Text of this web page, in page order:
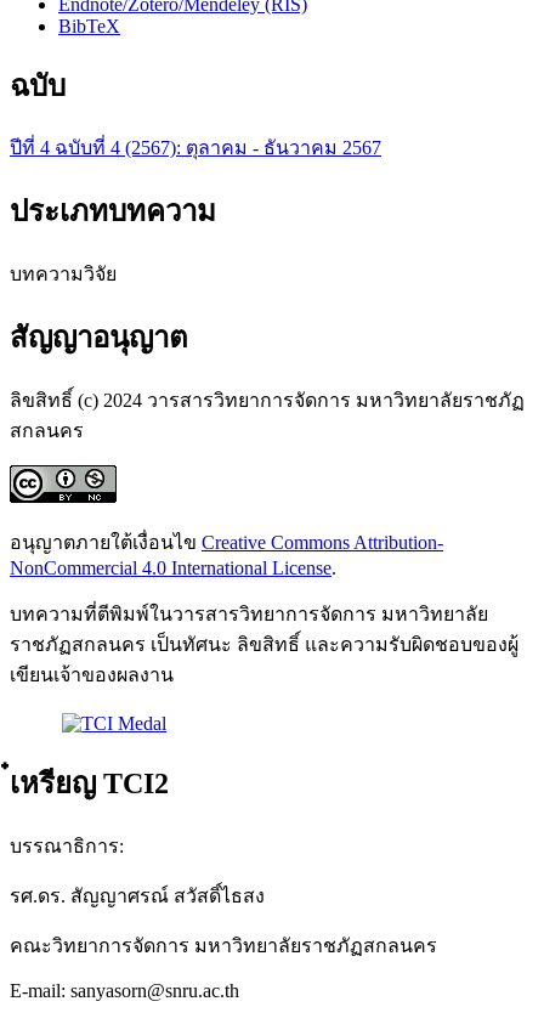
BibTeX
ฉบับ
ปีที่ 4 ฉบับที่ 4 (2567): ตุลาคม - ธันวาคม 2567
ประเภทบทความ
บทความวิจัย
สัญญาอนุญาต
ลิขสิทธิ์ (c) 2024 วารสารวิทยาการจัดการ มหาวิทยาลัยราชภัฏ
สกลนคร
อนุญาตภายใต้เงื่อนไข Creative Commons Attribution-
NonCommercial 4.0 International License.
บทความที่ตีพิมพ์ในวารสารวิทยาการจัดการ มหาวิทยาลัย
ราชภัฏสกลนคร เป็นทัศนะ ลิขสิทธิ์ และความรับผิดชอบของผู้
เขียนเจ้าของผลงาน
๋เหรียญ TCI2
บรรณาธิการ:
รศ.ดร. สัญญาศรณ์ สวัสดิ์ไธสง
คณะวิทยาการจัดการ มหาวิทยาลัยราชภัฏสกลนคร
E-mail: sanyasorn@snru.ac.th